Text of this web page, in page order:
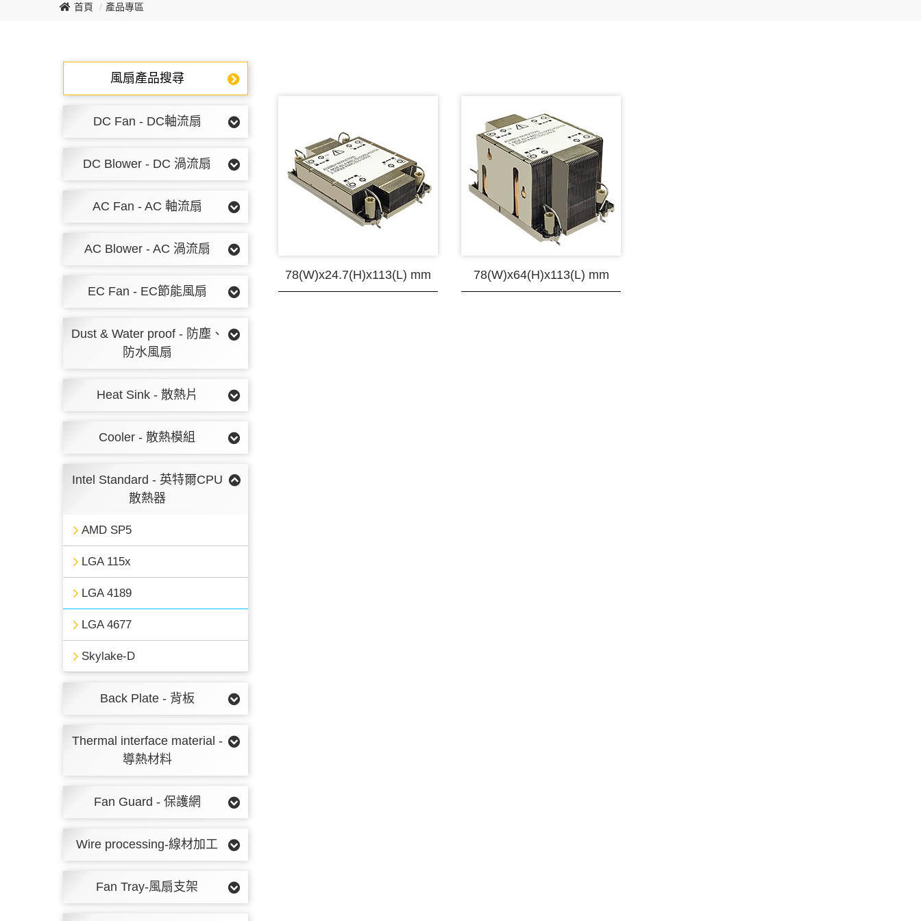
首頁 產品專區
風扇產品搜尋
DC Fan - DC軸流扇
DC Blower - DC 渦流扇
AC Fan - AC 軸流扇
AC Blower - AC 渦流扇
EC Fan - EC節能風扇
Dust & Water proof - 防塵、
防水風扇
Heat Sink - 散熱片
Cooler - 散熱模組
Intel Standard - 英特爾CPU
散熱器
AMD SP5
LGA 115x
LGA 4189
LGA 4677
Skylake-D
Back Plate - 背板
Thermal interface material -
導熱材料
Fan Guard - 保護網
Wire processing-線材加工
Fan Tray-風扇支架
78(W)x24.7(H)x113(L) mm 78(W)x64(H)x113(L) mm